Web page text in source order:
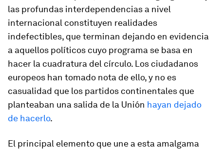
las profundas interdependencias a nivel
internacional constituyen realidades
indefectibles, que terminan dejando en evidencia
a aquellos políticos cuyo programa se basa en
hacer la cuadratura del círculo. Los ciudadanos
europeos han tomado nota de ello, y no es
casualidad que los partidos continentales que
planteaban una salida de la Unión hayan dejado
de hacerlo.
El principal elemento que une a esta amalgama